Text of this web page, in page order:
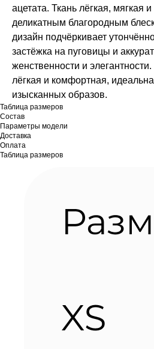
ацетата. Ткань лёгкая, мягкая
деликатным благородным
дизайн подчёркивает
застёжка на пуговицы и
женственности и
лёгкая и комфортная,
изысканных образов.
Таблица размеров
Состав
Параметры модели
Доставка
Оплата
Таблица размеров